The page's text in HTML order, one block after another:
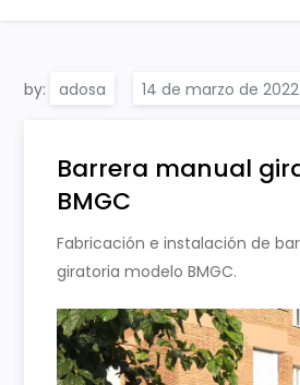
by: adosa
Barrera manual
BMGC
Fabricación e instalación de
giratoria modelo BMGC.